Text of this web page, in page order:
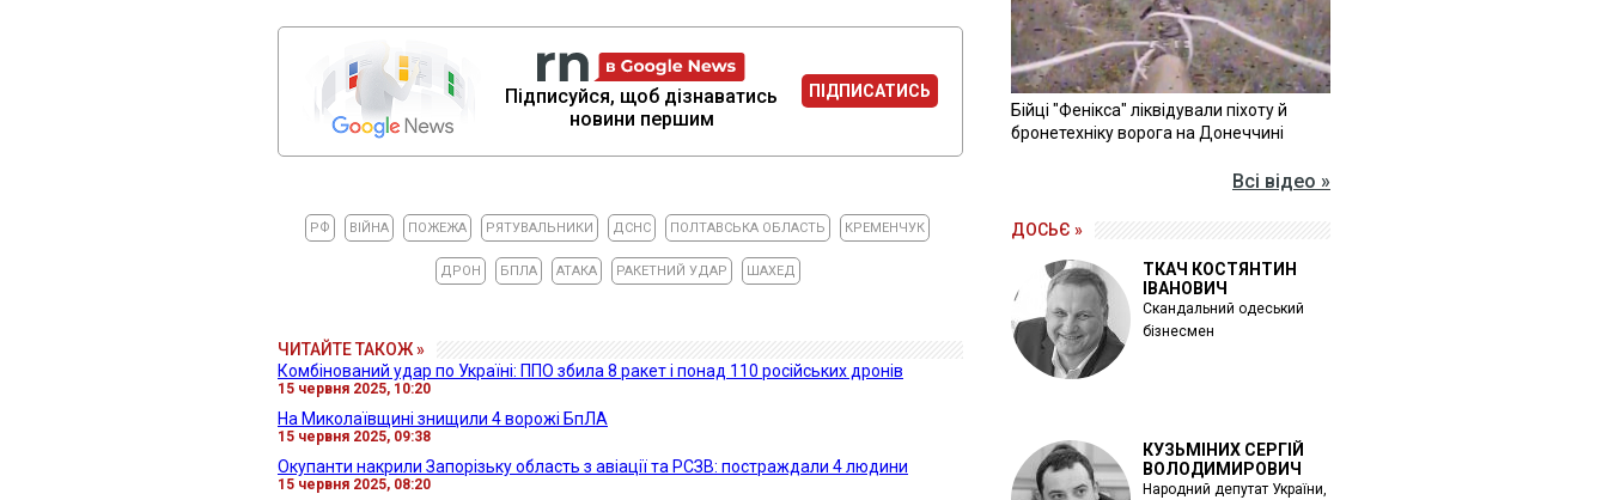
Підписуйся, щоб дізнаватись
новини першим
ПІДПИСАТИСЬ
РФ ВІЙНА ПОЖЕЖА РЯТУВАЛЬНИКИ ДСНС ПОЛТАВСЬКА ОБЛАСТЬ КРЕМЕНЧУК
ДРОН БПЛА АТАКА РАКЕТНИЙ УДАР ШАХЕД
ЧИТАЙТЕ ТАКОЖ »
Комбінований удар по Україні: ППО збила 8 ракет і понад 110 російських дронів
15 червня 2025, 10:20
На Миколаївщині знищили 4 ворожі БпЛА
15 червня 2025, 09:38
Окупанти накрили Запорізьку область з авіації та РСЗВ: постраждали 4 людини
15 червня 2025, 08:20
Бійці "Фенікса" ліквідували піхоту й
бронетехніку ворога на Донеччині
Всі відео »
ДОСЬЄ »
ТКАЧ КОСТЯНТИН
ІВАНОВИЧ
Скандальний одеський
бізнесмен
КУЗЬМІНИХ СЕРГІЙ
ВОЛОДИМИРОВИЧ
Народний депутат України,